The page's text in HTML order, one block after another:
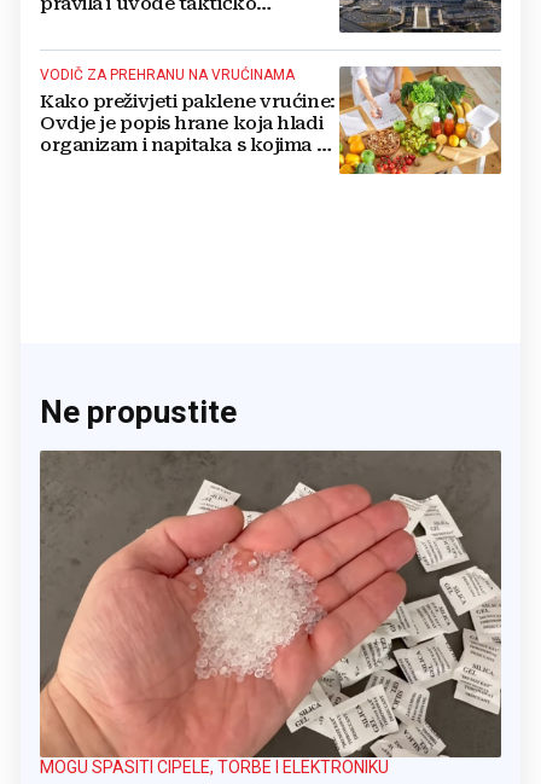
VODIČ ZA PREHRANU NA VRUĆINAMA
Kako preživjeti paklene vrućine:
Ovdje je popis hrane koja hladi
organizam i napitaka s kojima si
Ne propustite
MOGU SPASITI CIPELE, TORBE I ELEKTRONIKU